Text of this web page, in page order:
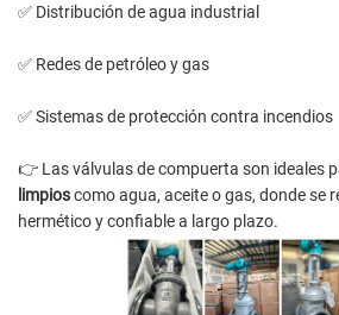
✅ Distribución de agua industrial
✅ Redes de petróleo y gas
✅ Sistemas de protección contra incendios
👉 Las válvulas de compuerta son ideales
limpioscomo agua, aceite o gas, donde se
hermético y confiable a largo plazo.